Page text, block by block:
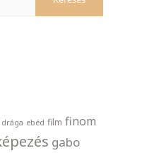
drága ebéd film finom
gabo